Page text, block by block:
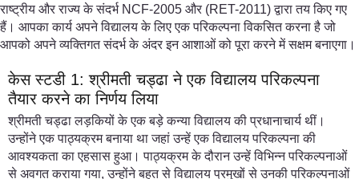
राष्ट्रीय और राज्य के संदर्भ NCF-2005 और (RET-2011) द्वारा तय किए गए
हैं। आपका कार्य अपने विद्यालय के लिए एक परिकल्पना विकसित करना है जो
आपको अपने व्यक्तिगत संदर्भ के अंदर इन आशाओं को पूरा करने में सक्षम बनाएगा।
केस स्टडी 1: श्रीमती चड्ढा ने एक विद्यालय परिकल्पना
तैयार करने का निर्णय लिया
श्रीमती चड्ढा लड़कियों के एक बड़े कन्या विद्यालय की प्रधानाचार्य थीं।
उन्होंने एक पाठ्यक्रम बनाया था जहां उन्हें एक विद्यालय परिकल्पना की
आवश्यकता का एहसास हुआ। पाठ्यक्रम के दौरान उन्हें विभिन्न परिकल्पनाओं
से अवगत कराया गया, उन्होंने बहुत से विद्यालय प्रमुखों से उनकी परिकल्पनाओं